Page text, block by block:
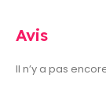
Avis
Il n’y a pas